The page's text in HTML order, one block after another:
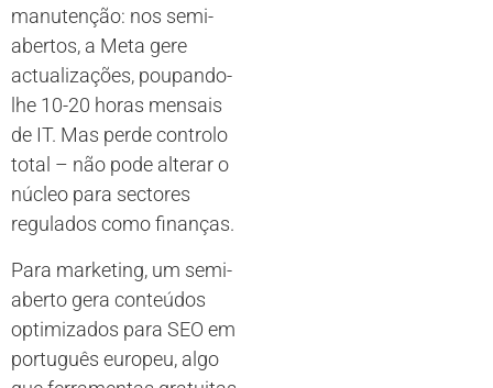
manutenção: nos semi-
abertos, a Meta gere
actualizações, poupando-
lhe 10-20 horas mensais
de IT. Mas perde controlo
total – não pode alterar o
núcleo para sectores
regulados como finanças.
Para marketing, um semi-
aberto gera conteúdos
optimizados para SEO em
português europeu, algo